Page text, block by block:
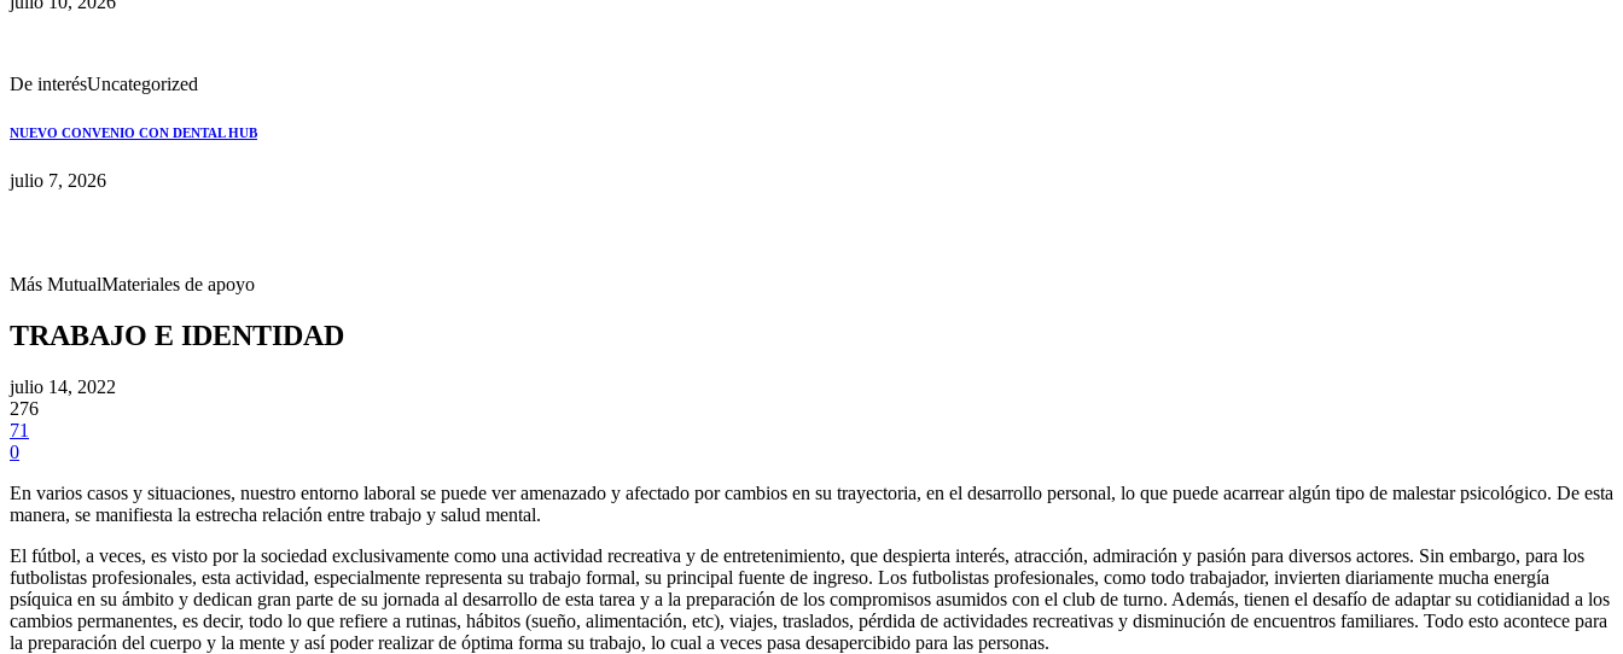
De interésUncategorized
NUEVO CONVENIO CON DENTAL HUB
julio 7, 2026
Más MutualMateriales de apoyo
TRABAJO E IDENTIDAD
julio 14, 2022
276
71
0
En varios casos y situaciones, nuestro entorno laboral se puede ver amenazado y afectado por cambios en su trayectoria, en el desarrollo personal, lo que puede acarrear algún tipo de malestar psicológico. De esta
manera, se manifiesta la estrecha relación entre trabajo y salud mental.
El fútbol, a veces, es visto por la sociedad exclusivamente como una actividad recreativa y de entretenimiento, que despierta interés, atracción, admiración y pasión para diversos actores. Sin embargo, para los
futbolistas profesionales, esta actividad, especialmente representa su trabajo formal, su principal fuente de ingreso. Los futbolistas profesionales, como todo trabajador, invierten diariamente mucha energía
psíquica en su ámbito y dedican gran parte de su jornada al desarrollo de esta tarea y a la preparación de los compromisos asumidos con el club de turno. Además, tienen el desafío de adaptar su cotidianidad a los
cambios permanentes, es decir, todo lo que refiere a rutinas, hábitos (sueño, alimentación, etc), viajes, traslados, pérdida de actividades recreativas y disminución de encuentros familiares. Todo esto acontece para
la preparación del cuerpo y la mente y así poder realizar de óptima forma su trabajo, lo cual a veces pasa desapercibido para las personas.